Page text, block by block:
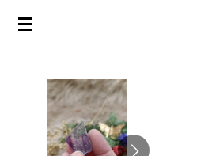
Ga
hoofdinhoud